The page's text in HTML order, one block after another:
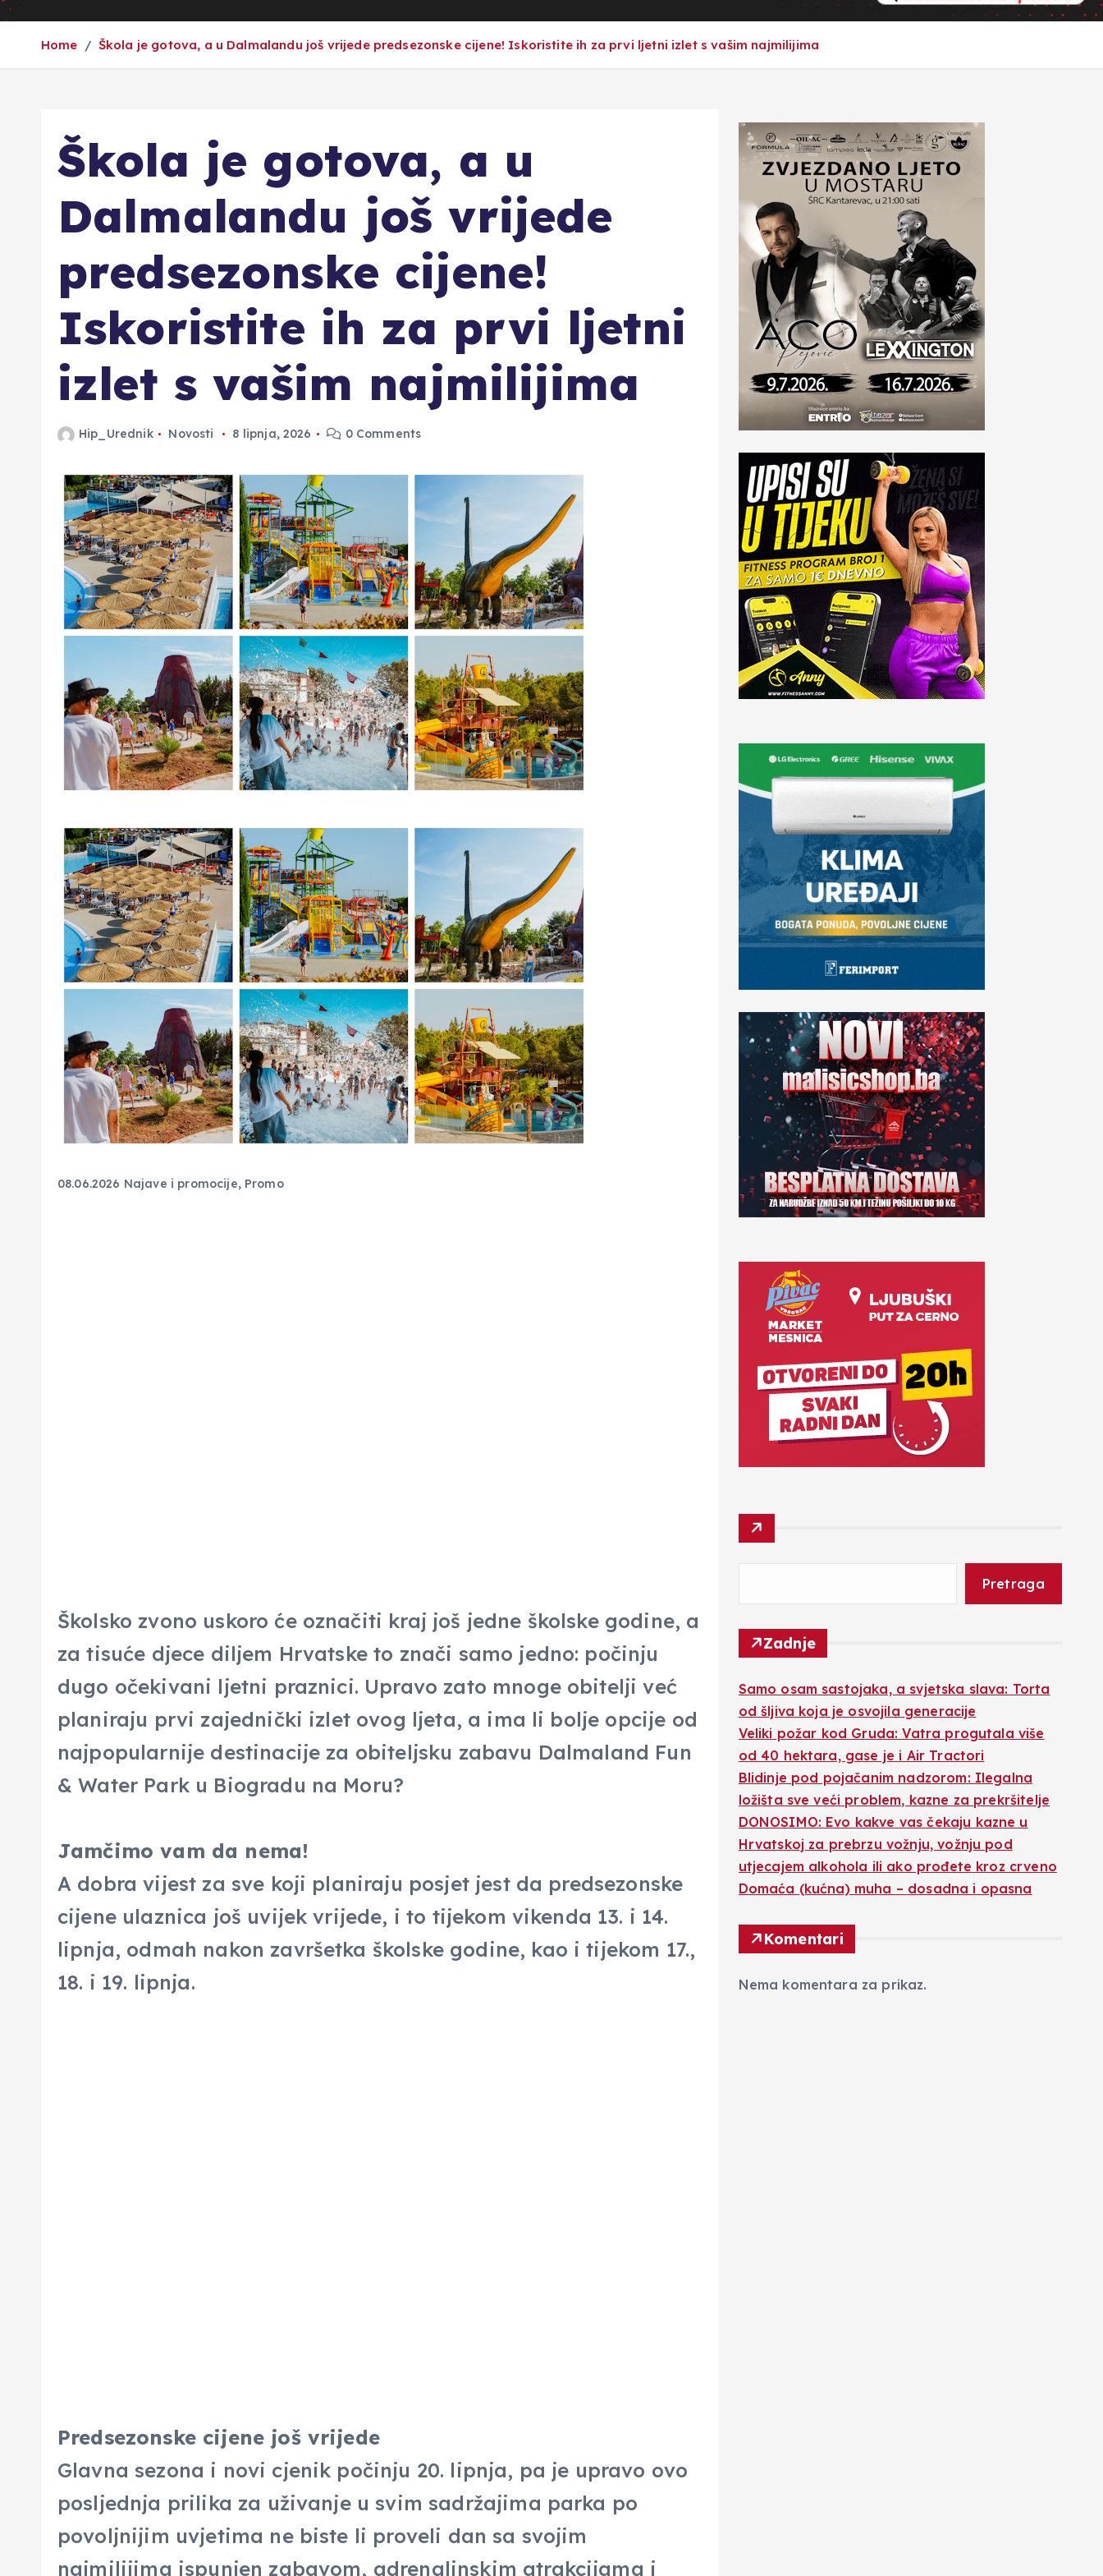
Home Škola je gotova, a u Dalmalandu još vrijede predsezonske cijene! Iskoristite ih za prvi ljetni izlet s vašim najmilijima
Škola je gotova, a u
Dalmalandu još vrijede
predsezonske cijene!
Iskoristite ih za prvi ljetni
izlet s vašim najmilijima
Hip_Urednik Novosti 8 lipnja, 2026 0 Comments
08.06.2026 Najave i promocije, Promo
Školsko zvono uskoro će označiti kraj još jedne školske godine, a
za tisuće djece diljem Hrvatske to znači samo jedno: počinju
dugo očekivani ljetni praznici. Upravo zato mnoge obitelji već
planiraju prvi zajednički izlet ovog ljeta, a ima li bolje opcije od
najpopularnije destinacije za obiteljsku zabavu Dalmaland Fun
& Water Park u Biogradu na Moru?
Jamčimo vam da nema!
A dobra vijest za sve koji planiraju posjet jest da predsezonske
cijene ulaznica još uvijek vrijede, i to tijekom vikenda 13. i 14.
lipnja, odmah nakon završetka školske godine, kao i tijekom 17.,
18. i 19. lipnja.
Predsezonske cijene još vrijede
Glavna sezona i novi cjenik počinju 20. lipnja, pa je upravo ovo
posljednja prilika za uživanje u svim sadržajima parka po
povoljnijim uvjetima ne biste li proveli dan sa svojim
najmilijima ispunjen zabavom, adrenalinskim atrakcijama i
Pretraga
Zadnje
Samo osam sastojaka, a svjetska slava: Torta
od šljiva koja je osvojila generacije
Veliki požar kod Gruda: Vatra progutala više
od 40 hektara, gase je i Air Tractori
Blidinje pod pojačanim nadzorom: Ilegalna
ložišta sve veći problem, kazne za prekršitelje
DONOSIMO: Evo kakve vas čekaju kazne u
Hrvatskoj za prebrzu vožnju, vožnju pod
utjecajem alkohola ili ako prođete kroz crveno
Domaća (kućna) muha – dosadna i opasna
Komentari
Nema komentara za prikaz.